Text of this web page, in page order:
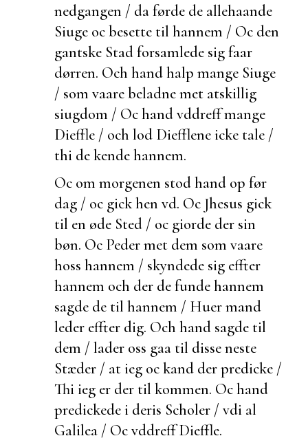
nedgangen / da førde de allehaande
Siuge oc besette til hannem / Oc den
gantske Stad forsamlede sig faar
dørren. Och hand halp mange Siuge
/ som vaare beladne met atskillig
siugdom / Oc hand vddreff mange
Dieffle / och lod Diefflene icke tale /
thi de kende hannem.
Oc om morgenen stod hand op før
dag / oc gick hen vd. Oc Jhesus gick
til en øde Sted / oc giorde der sin
bøn. Oc Peder met dem som vaare
hoss hannem / skyndede sig effter
hannem och der defunde hannem
sagde de til hannem / Huer mand
leder effter dig. Och hand sagde til
dem / lader oss gaa til disse neste
Stæder / at ieg oc kand der predicke /
Thi ieg er der til kommen. Oc hand
predickede i deris Scholer / vdi al
Galilea / Oc vddreff Dieffle.